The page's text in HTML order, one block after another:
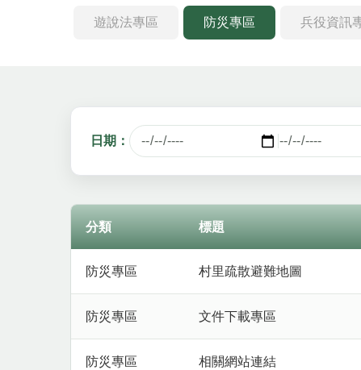
遊說法專區 防災專區 兵役資訊
日期：
分類 標題
防災專區 村里疏散避難地圖
防災專區 文件下載專區
防災專區 相關網站連結